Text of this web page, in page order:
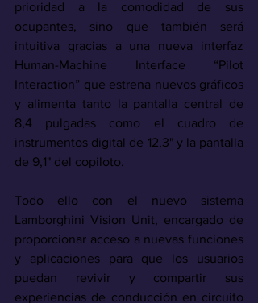
prioridad a la comodidad de sus
ocupantes, sino que también será
intuitiva gracias a una nueva interfaz
Human-Machine Interface “Pilot
Interaction” que estrena nuevos gráficos
y alimenta tanto la pantalla central de
8,4 pulgadas como el cuadro de
instrumentos digital de 12,3" y la pantalla
de 9,1" del copiloto.
Todo ello con el nuevo sistema
Lamborghini Vision Unit, encargado de
proporcionar acceso a nuevas funciones
y aplicaciones para que los usuarios
puedan revivir y compartir sus
experiencias de conducción en circuito